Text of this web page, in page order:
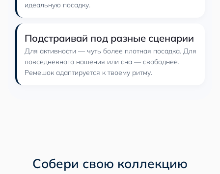
идеальную посадку.
Подстраивай под разные сценарии
Для активности — чуть более плотная посадка. Для
повседневного ношения или сна — свободнее.
Ремешок адаптируется к твоему ритму.
Собери свою коллекцию